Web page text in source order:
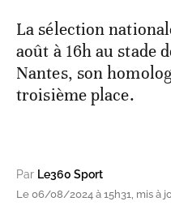
La sélection
août à 16h au stade
Nantes, son
troisième place.
Par Le360 Sport
Le 06/08/2024 à 15h31, mis à